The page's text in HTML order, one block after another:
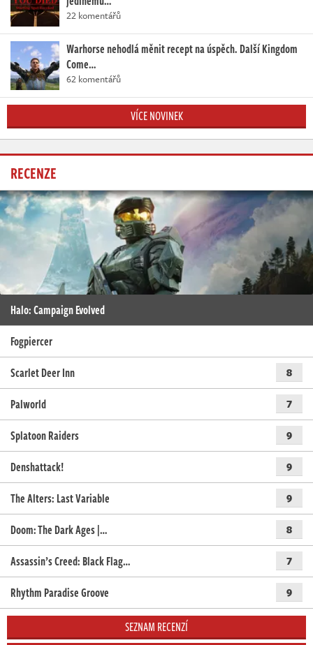
22 komentářů
Warhorse nehodlá měnit recept na úspěch. Další Kingdom
Come…
62 komentářů
VÍCE NOVINEK
RECENZE
Halo: Campaign Evolved
Fogpiercer
Scarlet Deer Inn
8
Palworld 7
Splatoon Raiders 9
Denshattack! 9
The Alters: Last Variable 9
Doom: The Dark Ages |… 8
Assassin’s Creed: Black Flag… 7
Rhythm Paradise Groove 9
SEZNAM RECENZÍ